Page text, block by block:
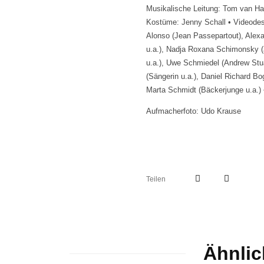
Musikalische Leitung: Tom van
Kostüme: Jenny Schall •
Alonso (Jean Passepartout),
u.a.), Nadja Roxana Schimonsky
u.a.), Uwe Schmiedel (Andrew
(Sängerin u.a.), Daniel Richard
Marta Schmidt (Bäckerjunge u.a.)
Aufmacherfoto: Udo Krause
Teilen